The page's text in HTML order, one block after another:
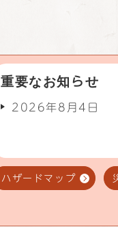
重要なお知らせ
2026年8月4日
ハザードマップ